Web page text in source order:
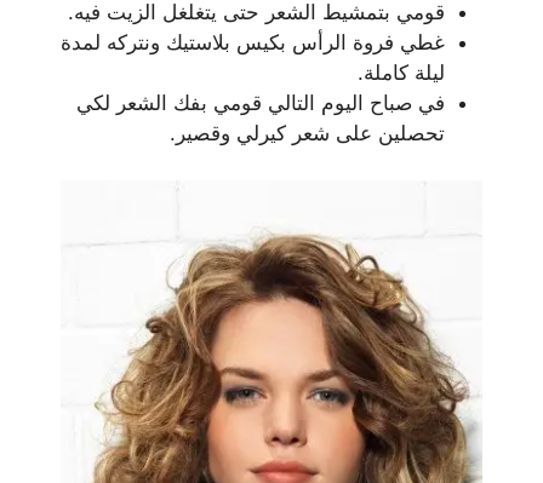
قومي بتمشيط الشعر حتى يتغلغل الزيت فيه.
غطي فروة الرأس بكيس بلاستيك ونتركه لمدة
ليلة كاملة.
في صباح اليوم التالي قومي بفك الشعر لكي
تحصلين على شعر كيرلي وقصير.